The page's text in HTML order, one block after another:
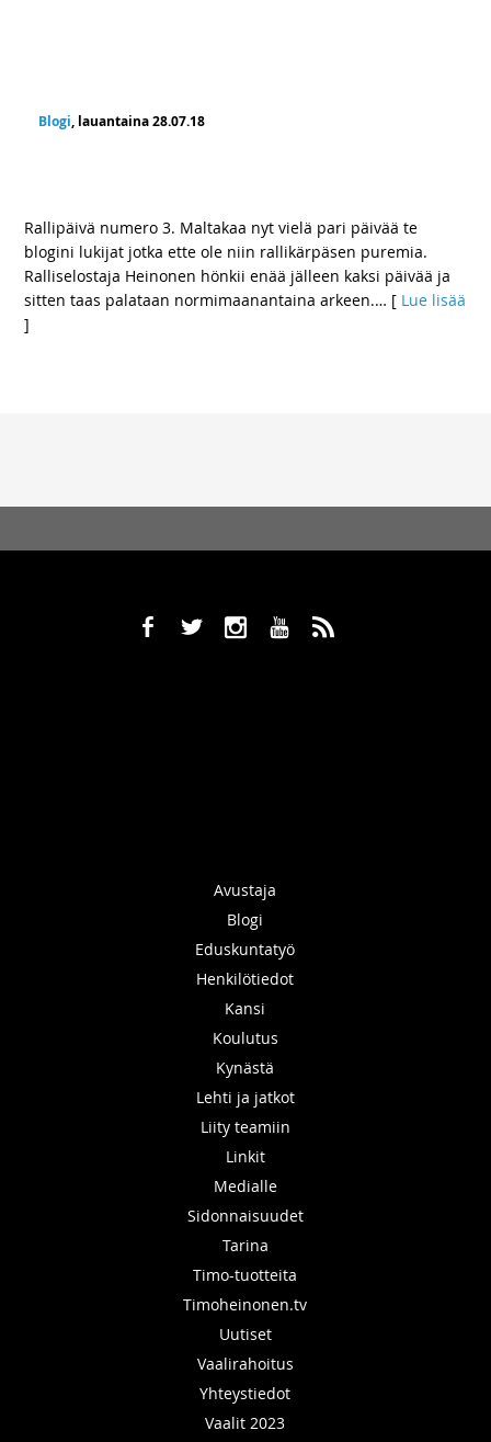
Blogi, lauantaina 28.07.18
Rallipäivä numero 3. Maltakaa nyt vielä pari päivää te
blogini lukijat jotka ette ole niin rallikärpäsen puremia.
Ralliselostaja Heinonen hönkii enää jälleen kaksi päivää ja
sitten taas palataan normimaanantaina arkeen.… [ Lue lisää
]
b a x r ,
Avustaja
Blogi
Eduskuntatyö
Henkilötiedot
Kansi
Koulutus
Kynästä
Lehti ja jatkot
Liity teamiin
Linkit
Medialle
Sidonnaisuudet
Tarina
Timo-tuotteita
Timoheinonen.tv
Uutiset
Vaalirahoitus
Yhteystiedot
Vaalit 2023